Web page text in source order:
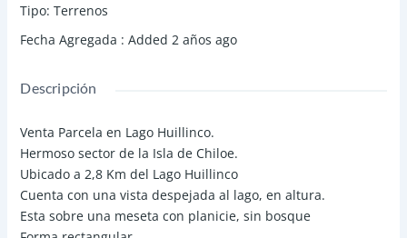
Tipo: Terrenos
Fecha Agregada : Added 2 años ago
Descripción
Venta Parcela en Lago Huillinco.
Hermoso sector de la Isla de Chiloe.
Ubicado a 2,8 Km del Lago Huillinco
Cuenta con una vista despejada al lago, en altura.
Esta sobre una meseta con planicie, sin bosque